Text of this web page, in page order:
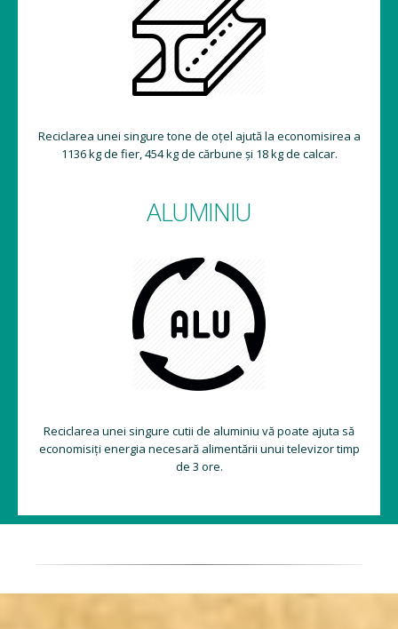
Reciclarea unei singure tone de oțel ajută la economisirea a
1136 kg de fier, 454 kg de cărbune și 18 kg de calcar.
ALUMINIU
Reciclarea unei singure cutii de aluminiu vă poate ajuta să
economisiți energia necesară alimentării unui televizor timp
de 3 ore.